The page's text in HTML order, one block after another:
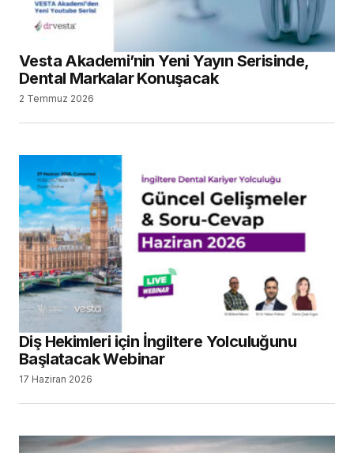
Vesta Akademi’nin Yeni Yayın Serisinde,
Dental Markalar Konuşacak
2 Temmuz 2026
Diş Hekimleri için İngiltere Yolculuğunu
Başlatacak Webinar
17 Haziran 2026